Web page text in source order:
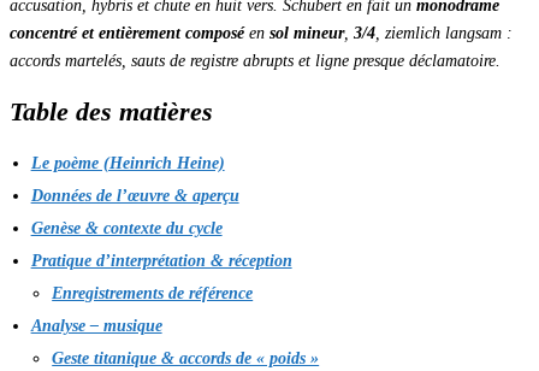
accusation, hybris et chute en huit vers. Schubert en fait un monodrame
concentré et entièrement composéen sol mineur, 3/4 ziemlich langsam :
accords martelés, sauts de registre abrupts et ligne presque déclamatoire.
Table des matières
Le poème (Heinrich Heine)
Données de l’œuvre & aperçu
Genèse & contexte du cycle
Pratique d’interprétation & réception
Enregistrements de référence
Analyse – musique
Geste titanique & accords de « poids »